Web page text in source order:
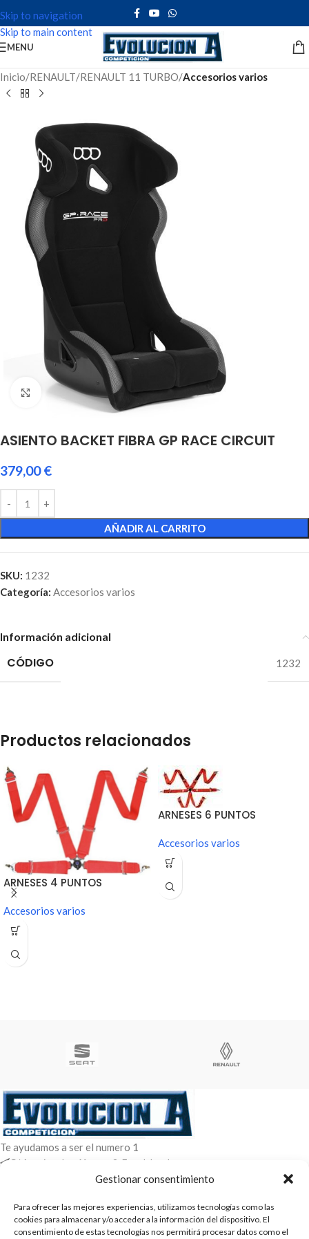
Gestionar consentimiento
Para ofrecer las mejores experiencias, utilizamos tecnologías como las
cookies para almacenar y/o acceder a la información del dispositivo. El
consentimiento de estas tecnologías nos permitirá procesar datos como el
Skip to navigation
Skip to main content
MENU
Inicio RENAULT RENAULT 11 TURBO Accesorios varios
Click to enlarge
ASIENTO BACKET FIBRA GP RACE CIRCUIT
379,00€
AÑADIR AL CARRITO
SKU: 1232
Categoría: Accesorios varios
Información adicional
CÓDIGO 1232
Productos relacionados
ARNESES 4 PUNTOS
HOMOLOGADOS FIA
Accesorios varios
ARNESES 6 PUNTOS
Accesorios varios
Te ayudamos a ser el numero 1
C/ Arquimedes 61 nave 2. Fuenlabrada
WhatsApp +34 670604426
ENTRADAS RECIENTES